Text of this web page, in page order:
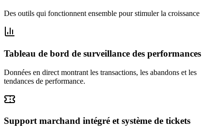
Des outils qui fonctionnent ensemble pour stimuler la croissance
Tableau de bord de surveillance des performances
Données en direct montrant les transactions, les abandons et les
tendances de performance.
Support marchand intégré et système de tickets